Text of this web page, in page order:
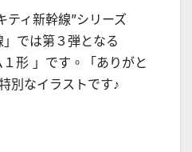
ィ新幹線”シリーズ
では第３弾となる
形 」です。「ありがと
別なイラストです♪